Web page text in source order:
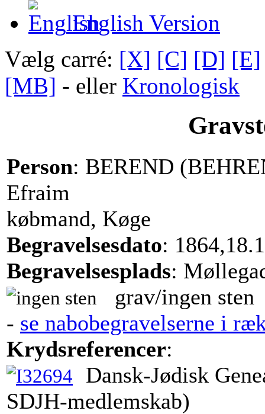
English Version
Vælg carré: [X] [C] [D] [E]
[MB] - eller Kronologisk
Person: BEREND
Efraim
købmand, Køge
Begravelsesdato:
Begravelsesplads:
grav/ingen sten
- se nabobegravelserne i
Krydsreferencer:
Dansk-Jødisk
SDJH-medlemskab)